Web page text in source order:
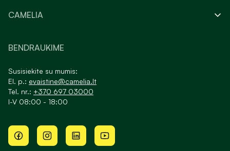
CAMELIA
BENDRAUKIME
Susisiekite su mumis:
El. p.: evaistine@camelia.lt
Tel. nr.: +370 697 03000
I-V 08:00 - 18:00